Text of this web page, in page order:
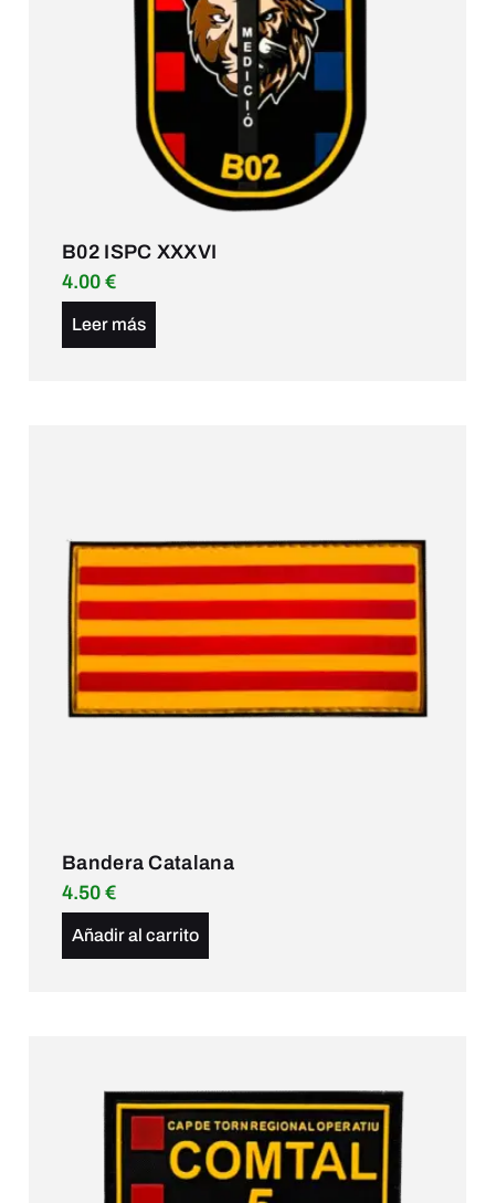
B02 ISPC XXXVI
4.00 €
Leer más
Bandera Catalana
4.50 €
Añadir al carrito